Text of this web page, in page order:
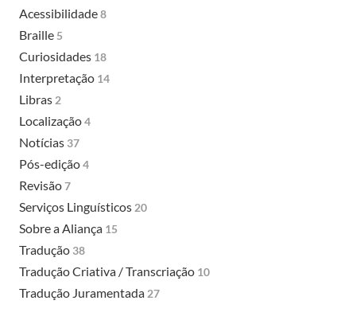
Acessibilidade8
Braille 5
Curiosidades 18
Interpretação 14
Libras 2
Localização4
Notícias 37
Pós-edição4
Revisão7
Serviços Linguísticos 20
Sobre a Aliança 15
Tradução 38
Tradução Criativa / Transcriação 10
Tradução Juramentada 27